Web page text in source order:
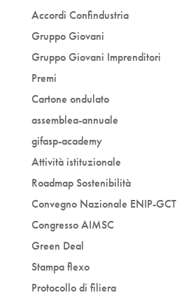
Accordi Confindustria
Gruppo Giovani
Gruppo Giovani Imprenditori
Premi
Cartone ondulato
assemblea-annuale
gifasp-academy
Attività istituzionale
Roadmap Sostenibilità
Convegno Nazionale ENIP-GCT
Congresso AIMSC
Green Deal
Stampa flexo
Protocollo di filiera